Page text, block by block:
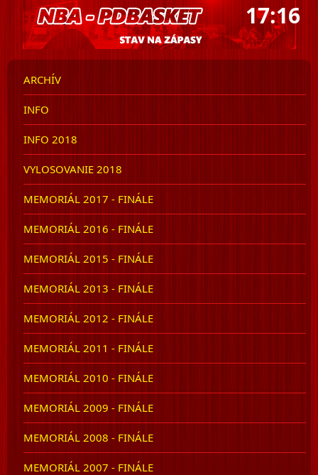
17:16
ARCHÍV
INFO
INFO 2018
VYLOSOVANIE 2018
MEMORIÁL 2017 - FINÁLE
MEMORIÁL 2016 - FINÁLE
MEMORIÁL 2015 - FINÁLE
MEMORIÁL 2013 - FINÁLE
MEMORIÁL 2012 - FINÁLE
MEMORIÁL 2011 - FINÁLE
MEMORIÁL 2010 - FINÁLE
MEMORIÁL 2009 - FINÁLE
MEMORIÁL 2008 - FINÁLE
MEMORIÁL 2007 - FINÁLE